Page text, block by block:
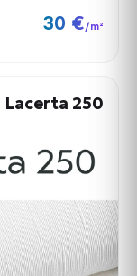
30 €/m²
Lacerta 250